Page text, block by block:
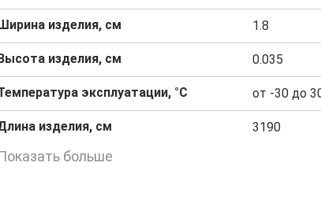
изделия, см 1.8
изделия, см 0.035
эксплуатации, °C от -30 до
изделия, см 3190
больше